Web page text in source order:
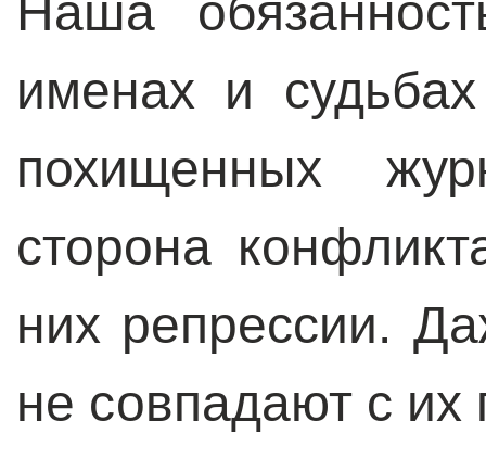
Наша
именах и
похищенных
сторона
них репрессии.
не совпадают с их